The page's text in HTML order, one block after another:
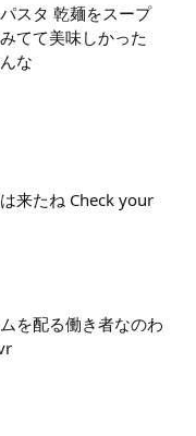
スタ 乾麺をスープ
てて美味しかった
な
来たね Check your
を配る働き者なのわ